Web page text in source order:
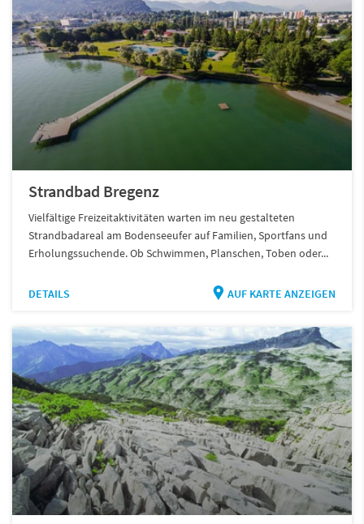
Strandbad Bregenz
Vielfältige Freizeitaktivitäten warten im neu gestalteten
Strandbadareal am Bodenseeufer auf Familien, Sportfans und
Erholungssuchende. Ob Schwimmen, Planschen, Toben oder...
DETAILS AUF KARTE ANZEIGEN